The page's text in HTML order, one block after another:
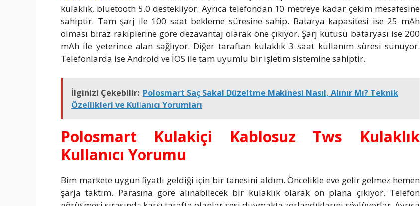
kulaklık, bluetooth 5.0 destekliyor. Ayrıca telefondan 10 metreye kadar çekim mesafesine
sahiptir. Tam şarj ile 100 saat bekleme süresine sahip. Batarya kapasitesi ise 25 mAh
olması biraz rakiplerine göre dezavantaj olarak öne çıkıyor. Şarj kutusu bataryası ise 200
mAh ile yeterince alan sağlıyor. Diğer taraftan kulaklık 3 saat kullanım süresi sunuyor.
Telefonlarda ise Android ve İOS ile tam uyumlu bir işletim sistemine sahiptir.
İlginizi Çekebilir: Polosmart Saç Sakal Düzeltme Makinesi Nasıl, Alınır Mı? Teknik
Özellikleri ve Kullanıcı Yorumları
Polosmart Kulakiçi Kablosuz Tws Kulaklık
Kullanıcı Yorumu
Bim markete uygun fiyatlı geldiği için bir tanesini aldım. Öncelikle eve gelir gelmez hemen
şarja taktım. Parasına göre alınabilecek bir kulaklık olarak ön plana çıkıyor. Telefon